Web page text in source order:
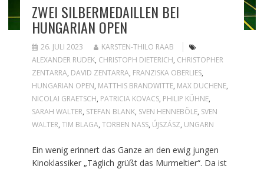
ZWEI SILBERMEDAILLEN BEI
HUNGARIAN OPEN
26. JULI 2023
KARSTEN-THILO RAAB
ALEXANDER RUDEK, CHRISTOPH DIETERICH, CHRISTOPHER
ZENTARRA, DAVID ZENTARRA, FRANZISKA OBERLIES,
HUNGARIAN OPEN, MATTHIS BRANDWITTE, MAX DUCHENE,
NICOLAI GRAETSCH, PATRICIA KOVACS, PHILIP KÜHNE,
SARAH WALTER, STEFAN BLANK, SVEN HENNEBÖLE, SVEN
WALTER, TIM BLAGA, TORBEN NASS, ÚJSZÁSZ, UNGARN
Ein wenig erinnert das Ganze an den ewig jungen
Kinoklassiker „Täglich grüßt das Murmeltier“. Da ist